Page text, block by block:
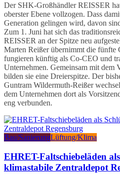
Der SHK-Großhändler REISSER
oberster Ebene vollzogen. Dass
Generation gelingen wird, davon
Zum 1. Juni hat sich das
REISSER an der Spitze neu
Marten Reißer übernimmt die fünfte
fungieren künftig als Co-CEO und
Unternehmen. Gemeinsam mit dem
bilden sie eine Dreierspitze. Der
Guntram Wildermuth-Reißer
dem Unternehmen dort als
eng verbunden.
Bau/SanierungLüftung/Klima
EHRET-Faltschiebeläden
klimastabile Zentraldepot